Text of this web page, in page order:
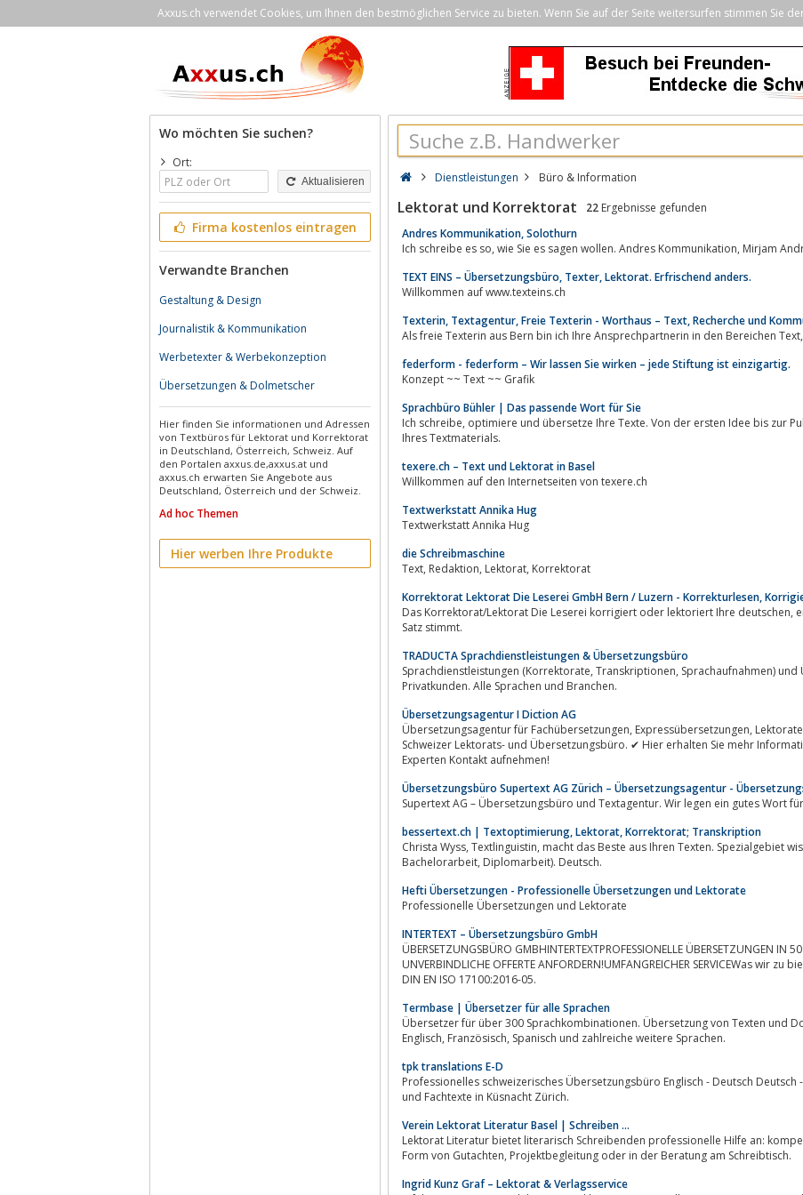
Axxus.ch verwendet Cookies, um Ihnen den bestmöglichen Service zu bieten. Wenn Sie auf der Seite weitersurfen stimmen Sie
Wo möchten Sie suchen?
Ort:
Aktualisieren
Firma kostenlos eintragen
Verwandte Branchen
Gestaltung & Design
Journalistik & Kommunikation
Werbetexter & Werbekonzeption
Übersetzungen & Dolmetscher
Hier finden Sie informationen und Adressen
von Textbüros für Lektorat und Korrektorat
in Deutschland, Österreich, Schweiz. Auf
den Portalen axxus.de,axxus.at und
axxus.ch erwarten Sie Angebote aus
Deutschland, Österreich und der Schweiz.
Ad hoc Themen
Hier werben Ihre Produkte
Dienstleistungen Büro & Information
Lektorat und Korrektorat 22 Ergebnisse gefunden
Andres Kommunikation, Solothurn
TEXT EINS – Übersetzungsbüro, Texter, Lektorat. Erfrischend anders.
Willkommen auf www.texteins.ch
Texterin, Textagentur, Freie Texterin - Worthaus – Text, Recherche und
federform - federform – Wir lassen Sie wirken – jede Stiftung ist einzigartig.
Konzept ~~ Text ~~ Grafik
Sprachbüro Bühler | Das passende Wort für Sie
Ich schreibe, optimiere und übersetze Ihre Texte. Von der ersten Idee bis zur Publikation begleite ich Sie bei der Erstellung
Ihres Textmaterials.
texere.ch – Text und Lektorat in Basel
Willkommen auf den Internetseiten von texere.ch
Textwerkstatt Annika Hug
Textwerkstatt Annika Hug
die Schreibmaschine
Text, Redaktion, Lektorat, Korrektorat
Korrektorat Lektorat Die Leserei GmbH Bern / Luzern - Korrekturlesen,
Das Korrektorat/Lektorat Die Leserei korrigiert oder lektoriert Ihre deutschen, englischen und französischen Texte. Und der
Satz stimmt.
TRADUCTA Sprachdienstleistungen & Übersetzungsbüro
Sprachdienstleistungen (Korrektorate, Transkriptionen, Sprachaufnahmen) und Übersetzungen für Unternehmen und
Privatkunden. Alle Sprachen und Branchen.
Übersetzungsagentur I Diction AG
Übersetzungsagentur für Fachübersetzungen, Expressübersetzungen, Lektorate und Werbetexte. ✔ Diction ist ein führendes
Schweizer Lektorats- und Übersetzungsbüro. ✔ Hier erhalten Sie mehr
Experten Kontakt aufnehmen!
Übersetzungsbüro Supertext AG Zürich – Übersetzungsagentur -
Supertext AG – Übersetzungsbüro und Textagentur. Wir legen ein gutes Wort
bessertext.ch | Textoptimierung, Lektorat, Korrektorat; Transkription
Christa Wyss, Textlinguistin, macht das Beste aus Ihren Texten. Spezialgebiet wissenschaftliche Arbeiten (Masterarbeit,
Bachelorarbeit, Diplomarbeit). Deutsch.
Hefti Übersetzungen - Professionelle Übersetzungen und Lektorate
Professionelle Übersetzungen und Lektorate
INTERTEXT – Übersetzungsbüro GmbH
ÜBERSETZUNGSBÜRO GMBHINTERTEXTPROFESSIONELLE ÜBERSETZUNGEN IN
UNVERBINDLICHE OFFERTE ANFORDERN!UMFANGREICHER SERVICEWas wir
DIN EN ISO 17100:2016-05.
Termbase | Übersetzer für alle Sprachen
Übersetzer für über 300 Sprachkombinationen. Übersetzung von Texten und
Englisch, Französisch, Spanisch und zahlreiche weitere Sprachen.
tpk translations E-D
Professionelles schweizerisches Übersetzungsbüro Englisch - Deutsch Deutsch -
und Fachtexte in Küsnacht Zürich.
Verein Lektorat Literatur Basel | Schreiben …
Lektorat Literatur bietet literarisch Schreibenden professionelle Hilfe an: kompetente, weiterführende
Form von Gutachten, Projektbegleitung oder in der Beratung am Schreibtisch.
Ingrid Kunz Graf – Lektorat & Verlagsservice